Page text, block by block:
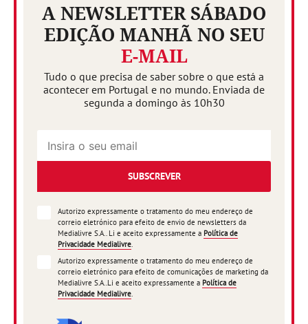
A NEWSLETTER SÁBADO
EDIÇÃO MANHÃ NO SEU
E-MAIL
Tudo o que precisa de saber sobre o que está a
acontecer em Portugal e no mundo. Enviada de
segunda a domingo às 10h30
SUBSCREVER
Autorizo expressamente o tratamento do meu endereço de
correio eletrónico para efeito de envio de newsletters da
Medialivre S.A.. Li e aceito expressamente a Política de
Privacidade Medialivre.
Autorizo expressamente o tratamento do meu endereço de
correio eletrónico para efeito de comunicações de marketing da
Medialivre S.A..Li e aceito expressamente a Política de
Privacidade Medialivre.